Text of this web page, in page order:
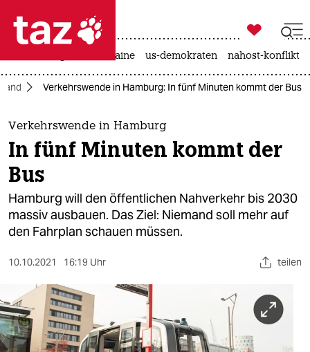
 taz zahl ich
taz zahl ich
themen
politik
öko
gesellschaft
sport
berlin
nord

taz zahl ich
krieg in der ukraine us-demokraten nahost-konflikt
Verkehrswende in Hamburg: In fünf Minuten kommt der Bus
Verkehrswende in Hamburg
In fünf Minuten kommt der
Bus
Hamburg will den öffentlichen Nahverkehr bis 2030
massiv ausbauen. Das Ziel: Niemand soll mehr auf
den Fahrplan schauen müssen.
10.10.2021 16:19 Uhr teilen